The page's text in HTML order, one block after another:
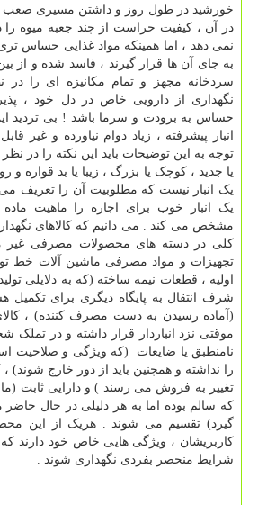
خورشید در طول روز و داشتن مسیری صعب
در آن ، کیفیت حراست از چند جعبه میوه را
نمی دهد ، اما همینکه مواد غذایی حساس
به جای آن ها قرار گیرند ، فاسد شده و از
سردخانه مجهز و تمام مکانیزه ای را در
نگهداری از دارویی خاص در دل خود ،
حساس به برودت و سرما باشد ! بی تردید
انبار پیشرفته ، زیاد دوام نیاورده و غیر
توجه به این توضیحات باید این نکته را در
یا جدید ، کوچک یا بزرگ ، زیبا یا بد قواره و
یک انبار نیست که مطلوبیت آن را تعریف
یک انبار خوب برای اجاره را ماهیت
مشخص می کند . می دانیم که کالاهای
کلی در دسته های محصولات مصرفی غیر
تجهیزات و مواد مصرفی ماشین آلات خط
اولیه ، قطعات نیمه ساخته (که به دلایلی
شرف انتقال به پایگاه دیگری برای تکمیل
(آماده رسیدن به دست مصرف کننده) ،
موقتی نزد انباردار قرار داشته و در
نامنطبق یا ضایعات (که ویژگی و صلاحیت
را نداشته و همچنین باید از دور خارج شوند)
تغییر به فروش می رسند ) و دارایی ثابت
که سالم بوده اما به هر دلیلی در حال حاضر
گیرد) تقسیم می شوند . هریک از این
کاربریشان ، ویژگی هایی خاص خود دارند
شرایط منحصر بفردی نگهداری شوند .